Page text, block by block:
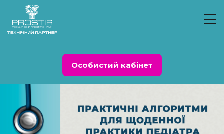
Особистий кабінет